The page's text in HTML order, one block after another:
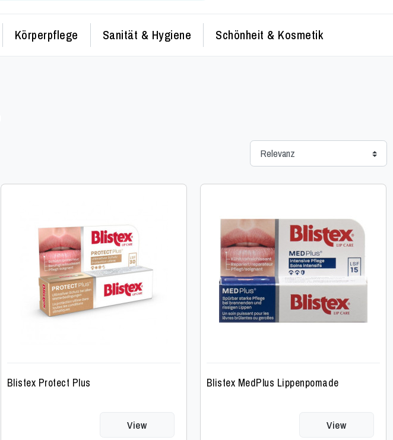
Körperpflege Sanität & Hygiene Schönheit & Kosmetik
Blistex Protect Plus
View
Blistex MedPlus Lippenpomade
View